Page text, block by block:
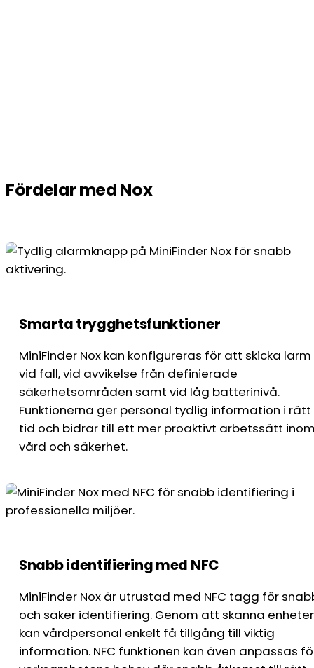
Fördelar med Nox
Smarta trygghetsfunktioner
MiniFinder Nox kan konfigureras för att skicka larm
vid fall, vid avvikelse från definierade
säkerhetsområden samt vid låg batterinivå.
Funktionerna ger personal tydlig information i rätt
tid och bidrar till ett mer proaktivt arbetssätt
vård och säkerhet.
Snabb identifiering med NFC
MiniFinder Nox är utrustad med NFC tagg för
och säker identifiering. Genom att skanna
kan vårdpersonal enkelt få tillgång till viktig
information. NFC funktionen kan även anpassas